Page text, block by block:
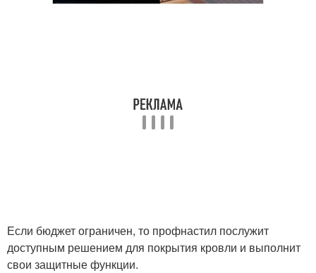
Если бюджет ограничен, то профнастил послужит
доступным решением для покрытия кровли и выполнит
свои защитные функции.